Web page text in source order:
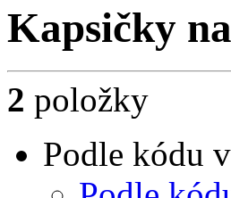
Kapsičky
2 položky
Podle kódu